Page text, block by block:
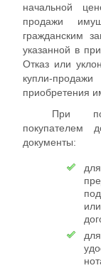
начальной
продажи
гражданским
указанной в
Отказ или
купли-
приобретения
При
покупателем
документы: